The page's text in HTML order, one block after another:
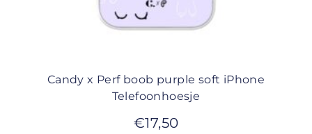
Candy x Perf boob purple soft iPhone
Telefoonhoesje
€17,50